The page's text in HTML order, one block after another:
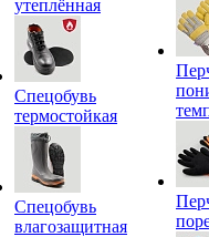
утеплённая
Спецобувь
термостойкая
Спецобувь
влагозащитная